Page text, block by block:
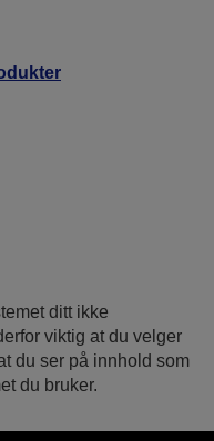
ditt ikke
viktig at du velger
du ser på innhold som
du bruker.